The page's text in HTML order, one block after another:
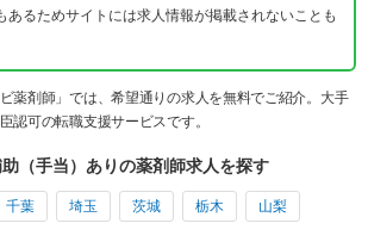
あるためサイトには求人情報が掲載されないことも
薬剤師」では、希望通りの求人を無料でご紹介。大手
認可の転職支援サービスです。
（手当）ありの薬剤師求人を探す
千葉 埼玉 茨城 栃木 山梨